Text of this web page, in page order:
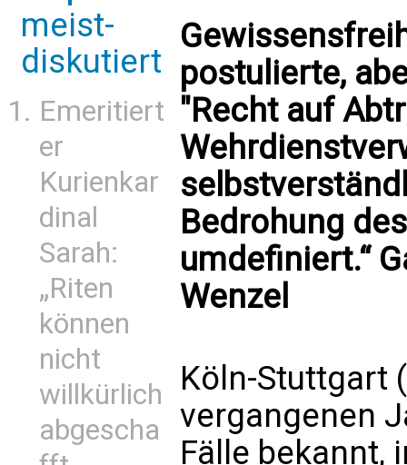
meist-
diskutiert
Emeritiert
er
Kurienkar
dinal
Sarah:
„Riten
können
nicht
willkürlich
abgescha
postulierte,
"Recht auf
Bedrohung
umdefiniert.“
Wenzel
Köln-Stuttgart
vergangenen
Fälle bekannt,